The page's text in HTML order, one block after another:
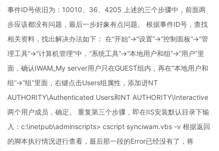
事件ID号依旧为：10010、36、4205 上述的三个步骤中，前面两
步应该都没有问题，最后一步好象有点问题。 根据事件ID号，查找
相关资料，找出解决办法如下： 在“开始”->“设置”->“控制面板”->“管
理工具”->“计算机管理”中，“系统工具”->“本地用户和组”->“用户”里
面，确认IWAM_My server用户只在GUEST组内，再在“本地用户和
组”->“组”里面，右键点击Users组属性，添加进NT
AUTHORITY\Authenticated Users和NT AUTHORITY\Interactive
两个用户成员，确定。 重复第三个步骤，即在IIS安装默认目录下输
入：c:\inetpub\adminscripts> cscript synciwam.vbs -v 根据返回
的脚本执行情况进行查看，最后那一段的Error已经没有了，将